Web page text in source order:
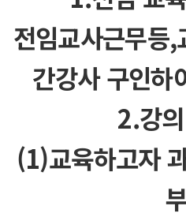
전임교사근무등
간강사 구인하
2.강
(1)교육하고자